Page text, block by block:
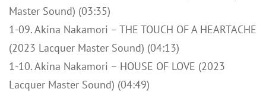
Master Sound) (03:35)
1-09. Akina Nakamori – THE TOUCH OF A HEARTACHE
(2023 Lacquer Master Sound) (04:13)
1-10. Akina Nakamori – HOUSE OF LOVE (2023
Lacquer Master Sound) (04:49)